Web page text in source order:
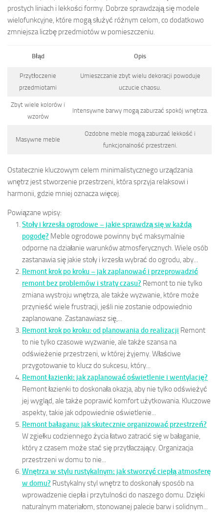
prostych liniach i lekkości formy. Dobrze sprawdzają się modele
wielofunkcyjne, które mogą służyć różnym celom, co dodatkowo
zmniejsza liczbę przedmiotów w pomieszczeniu.
Błąd Opis
Przytłoczenie
przedmiotami
Umieszczanie zbyt wielu dekoracji powoduje
uczucie chaosu.
Zbyt wiele kolorów i
wzorów
Intensywne barwy mogą zaburzać spokój wnętrza.
Masywne meble
Ozdobne meble mogą zaburzać lekkość i
funkcjonalność przestrzeni.
Ostatecznie kluczowym celem minimalistycznego urządzania
wnętrz jest stworzenie przestrzeni, która sprzyja relaksowi i
harmonii, gdzie mniej oznacza więcej.
Powiązane wpisy:
Stoły i krzesła ogrodowe – jakie sprawdzą się w każdą
pogodę? Meble ogrodowe powinny być maksymalnie
odporne na działanie warunków atmosferycznych. Wiele osób
zastanawia się jakie stoły i krzesła wybrać do ogrodu, aby...
Remont krok po kroku – jak zaplanować i przeprowadzić
remont bez problemów i straty czasu? Remont to nie tylko
zmiana wystroju wnętrza, ale także wyzwanie, które może
przynieść wiele frustracji, jeśli nie zostanie odpowiednio
zaplanowane. Zastanawiasz się,...
Remont krok po kroku: od planowania do realizacji Remont
to nie tylko czasowe wyzwanie, ale także szansa na
odświeżenie przestrzeni, w której żyjemy. Właściwe
przygotowanie to klucz do sukcesu, który...
Remont łazienki: jak zaplanować oświetlenie i wentylację?
Remont łazienki to doskonała okazja, aby nie tylko odświeżyć
jej wygląd, ale także poprawić komfort użytkowania. Kluczowe
aspekty, takie jak odpowiednie oświetlenie...
Remont bałaganu: jak skutecznie organizować przestrzeń?
W zgiełku codziennego życia łatwo zatracić się w bałaganie,
który z czasem może stać się przytłaczający. Organizacja
przestrzeni w domu to nie...
Wnętrza w stylu rustykalnym: jak stworzyć ciepłą atmosferę
w domu? Rustykalny styl wnętrz to doskonały sposób na
wprowadzenie ciepła i przytulności do naszego domu. Dzięki
naturalnym materiałom, stonowanej palecie barw i solidnym...